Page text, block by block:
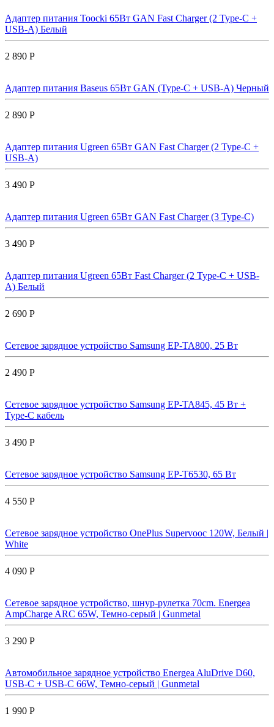
Адаптер питания Toocki 65Вт GAN Fast Charger (2 Type-C +
USB-A) Белый
2 890 Р
Адаптер питания Baseus 65Вт GAN (Type-C + USB-A) Черный
2 890 Р
Адаптер питания Ugreen 65Вт GAN Fast Charger (2 Type-C +
USB-A)
3 490 Р
Адаптер питания Ugreen 65Вт GAN Fast Charger (3 Type-C)
3 490 Р
Адаптер питания Ugreen 65Вт Fast Charger (2 Type-C + USB-
A) Белый
2 690 Р
Сетевое зарядное устройство Samsung EP-TA800, 25 Вт
2 490 Р
Сетевое зарядное устройство Samsung EP-TA845, 45 Вт +
Type-C кабель
3 490 Р
Сетевое зарядное устройство Samsung EP-T6530, 65 Вт
4 550 Р
Сетевое зарядное устройство OnePlus Supervooc 120W, Белый |
White
4 090 Р
Сетевое зарядное устройство, шнур-рулетка 70cm. Energea
AmpCharge ARC 65W, Темно-серый | Gunmetal
3 290 Р
Автомобильное зарядное устройство Energea AluDrive D60,
USB-C + USB-С 66W, Темно-серый | Gunmetal
1 990 Р